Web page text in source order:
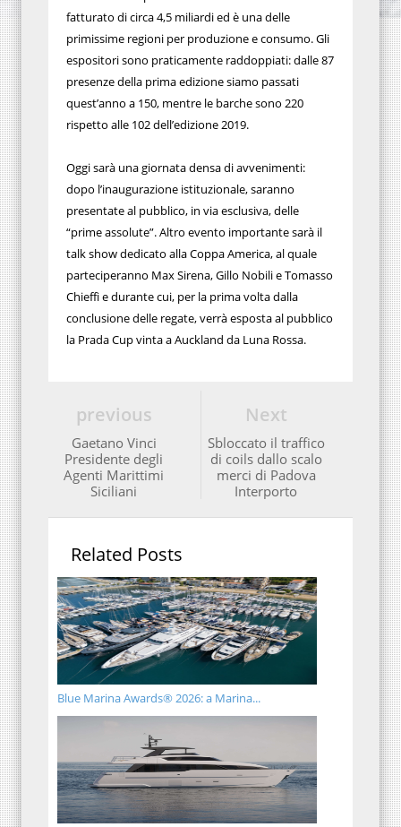
fatturato di circa 4,5 miliardi ed è una delle
primissime regioni per produzione e consumo. Gli
espositori sono praticamente raddoppiati: dalle 87
presenze della prima edizione siamo passati
quest’anno a 150, mentre le barche sono 220
rispetto alle 102 dell’edizione 2019.
Oggi sarà una giornata densa di avvenimenti:
dopo l’inaugurazione istituzionale, saranno
presentate al pubblico, in via esclusiva, delle
“prime assolute”. Altro evento importante sarà il
talk show dedicato alla Coppa America, al quale
parteciperanno Max Sirena, Gillo Nobili e Tomasso
Chieffi e durante cui, per la prima volta dalla
conclusione delle regate, verrà esposta al pubblico
la Prada Cup vinta a Auckland da Luna Rossa.
Next
Sbloccato il traffico
di coils dallo scalo
merci di Padova
Interporto
previous
Gaetano Vinci
Presidente degli
Agenti Marittimi
Siciliani
Related Posts
Blue Marina Awards® 2026: a Marina...